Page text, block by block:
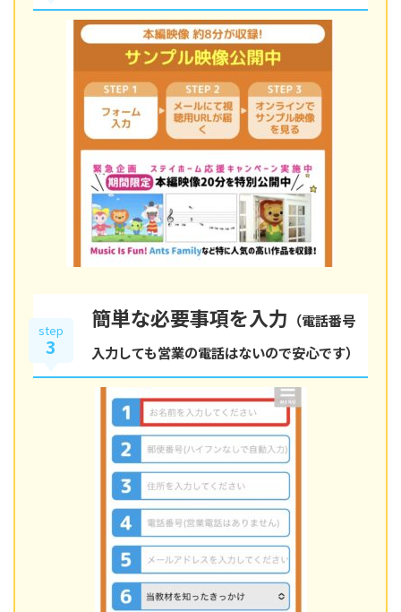
step
3
簡単な必要事項を入力 （電話番号
入力しても営業の電話はないので安心です）